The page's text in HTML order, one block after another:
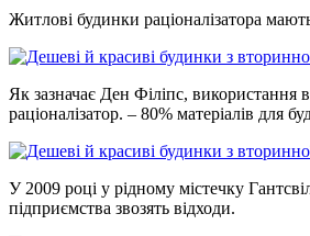
Житлові будинки раціоналізатора
Як зазначає Ден Філіпс, використання
раціоналізатор. – 80% матеріалів для
У 2009 році у рідному містечку
підприємства звозять відходи.